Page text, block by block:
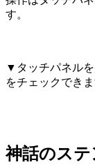
す。
▼タッチパネル
をチェックできま
神話のス